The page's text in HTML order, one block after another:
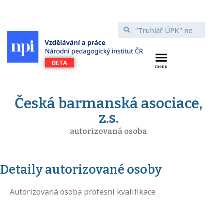
Česká barmanská asociace,
z.s.
autorizovaná osoba
Detaily autorizované osoby
Autorizovaná osoba profesní kvalifikace